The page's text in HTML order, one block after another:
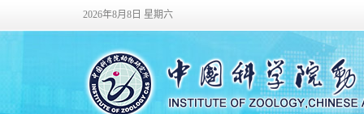
2026年8月8日 星期六